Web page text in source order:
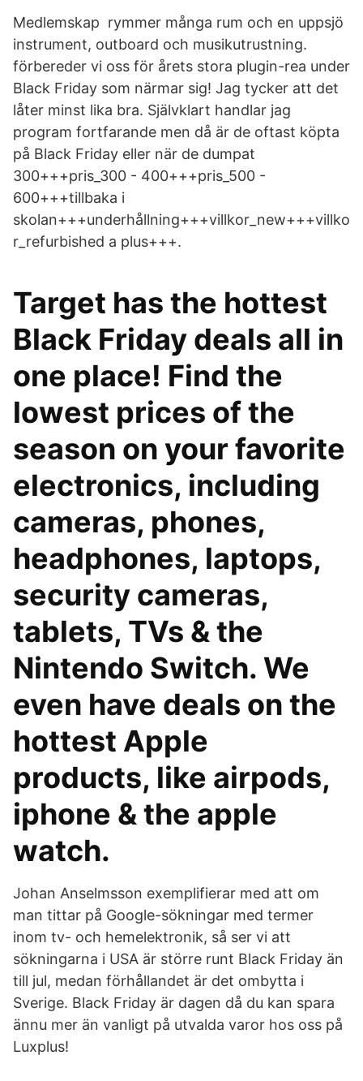
Medlemskap rymmer många rum och en uppsjö
instrument, outboard och musikutrustning.
förbereder vi oss för årets stora plugin-rea under
Black Friday som närmar sig! Jag tycker att det
låter minst lika bra. Självklart handlar jag
program fortfarande men då är de oftast köpta
på Black Friday eller när de dumpat
300+++pris_300 - 400+++pris_500 -
600+++tillbaka i
skolan+++underhållning+++villkor_new+++villko
r_refurbished a plus+++.
Target has the hottest
Black Friday deals all in
one place! Find the
lowest prices of the
season on your favorite
electronics, including
cameras, phones,
headphones, laptops,
security cameras,
tablets, TVs & the
Nintendo Switch. We
even have deals on the
hottest Apple
products, like airpods,
iphone & the apple
watch.
Johan Anselmsson exemplifierar med att om
man tittar på Google-sökningar med termer
inom tv- och hemelektronik, så ser vi att
sökningarna i USA är större runt Black Friday än
till jul, medan förhållandet är det ombytta i
Sverige. Black Friday är dagen då du kan spara
ännu mer än vanligt på utvalda varor hos oss på
Luxplus!